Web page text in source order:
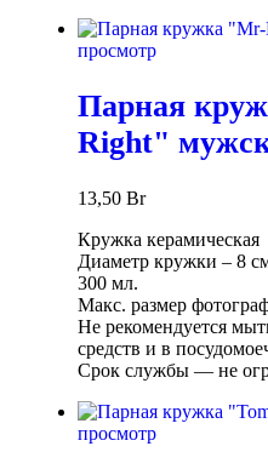
просмотр
Парная
Right"
13,50 Br
Кружка керамическая
Диаметр кружки – 8
300 мл.
Макс. размер
Не рекомендуется
средств и в
Срок службы ― не
просмотр